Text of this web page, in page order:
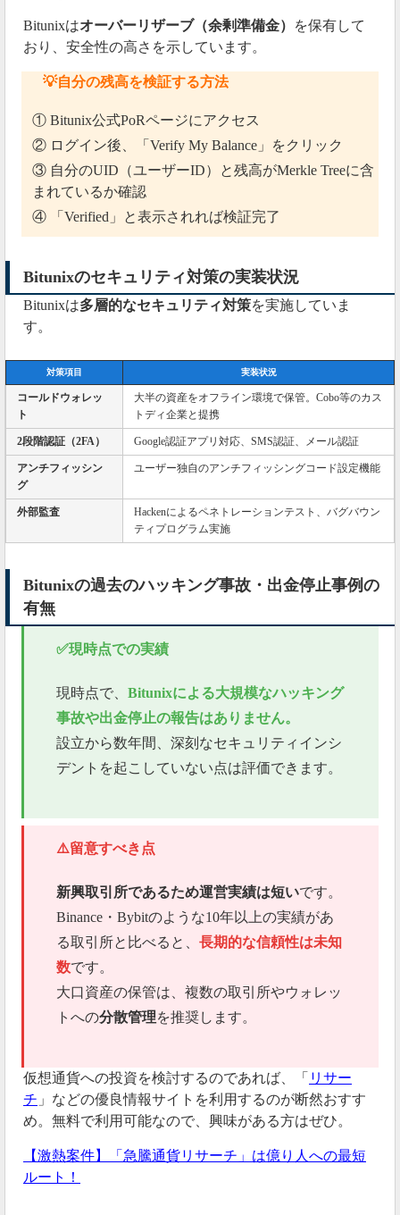
Bitunixはオーバーリザーブ（余剰準備金）
を保有して
おり、安全性の高さを示しています。
💡自分の残高を検証する方法
① Bitunix公式PoRページにアクセス
② ログイン後、「Verify My Balance」をクリック
③ 自分のUID（ユーザーID）と残高がMerkle Treeに含
まれているか確認
④ 「Verified」と表示されれば検証完了
Bitunixのセキュリティ対策の実装状況
Bitunixは多層的なセキュリティ対策を実施していま
す。
対策項目 実装状況
コールドウォレッ
ト
大半の資産をオフライン環境で保管。Cobo等のカス
トディ企業と提携
2段階認証（2FA） Google認証アプリ対応、SMS認証、メール認証
アンチフィッシン
グ
ユーザー独自のアンチフィッシングコード設定機能
外部監査
Hackenによるペネトレーションテスト、バグバウン
ティプログラム実施
Bitunixの過去のハッキング事故・出金停止事例の
有無
✅現時点での実績
現時点で、 Bitunixによる大規模なハッキング
事故や出金停止の報告はありません。
設立から数年間、深刻なセキュリティインシ
デントを起こしていない点は評価できます。
⚠️留意すべき点
新興取引所であるため運営実績は短いです。
Binance・Bybitのような10年以上の実績があ
る取引所と比べると、 長期的な信頼性は未知
数です。
大口資産の保管は、複数の取引所やウォレッ
トへの分散管理を推奨します。
仮想通貨への投資を検討するのであれば、「 リサー
チ 」などの優良情報サイトを利用するのが断然おすす
め。無料で利用可能なので、興味がある方はぜひ。
【激熱案件】「急騰通貨リサーチ」は億り人への最短
ルート！